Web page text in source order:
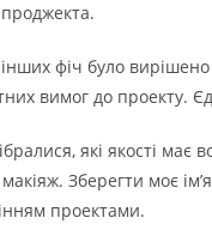
фіч було
вимог до проекту.
які якості має
Зберегти моє
проектами.